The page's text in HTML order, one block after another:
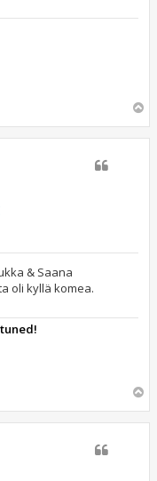
ö
& Saana
oli kyllä komea.
ö